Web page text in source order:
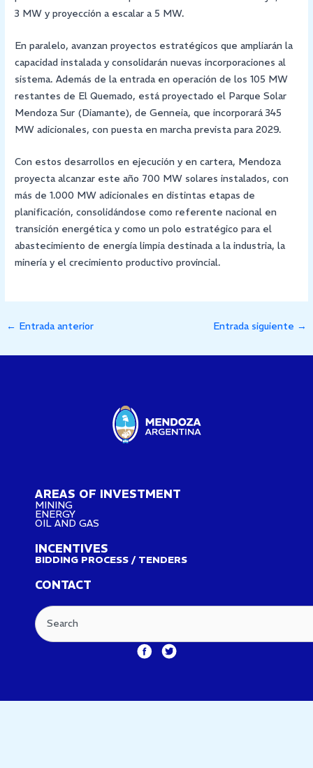
3 MW y proyección a escalar a 5 MW.
En paralelo, avanzan proyectos estratégicos que ampliarán la
capacidad instalada y consolidarán nuevas incorporaciones al
sistema. Además de la entrada en operación de los 105 MW
restantes de El Quemado, está proyectado el Parque Solar
Mendoza Sur (Diamante), de Genneia, que incorporará 345
MW adicionales, con puesta en marcha prevista para 2029.
Con estos desarrollos en ejecución y en cartera, Mendoza
proyecta alcanzar este año 700 MW solares instalados, con
más de 1.000 MW adicionales en distintas etapas de
planificación, consolidándose como referente nacional en
transición energética y como un polo estratégico para el
abastecimiento de energía limpia destinada a la industria, la
minería y el crecimiento productivo provincial.
← Entrada anterior Entrada siguiente →
AREAS OF INVESTMENT
MINING
ENERGY
OIL AND GAS
INCENTIVES
BIDDING PROCESS / TENDERS
CONTACT
Search